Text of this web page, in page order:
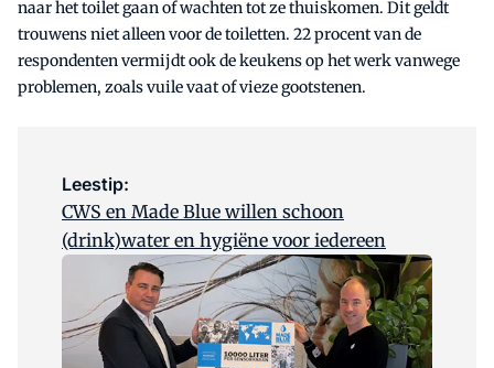
naar het toilet gaan of wachten tot ze thuiskomen. Dit geldt
trouwens niet alleen voor de toiletten. 22 procent van de
respondenten vermijdt ook de keukens op het werk vanwege
problemen, zoals vuile vaat of vieze gootstenen.
Leestip:
CWS en Made Blue willen schoon
(drink)water en hygiëne voor iedereen